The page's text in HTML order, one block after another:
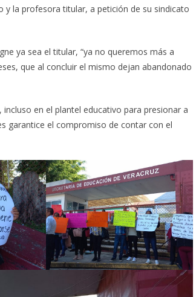
la profesora titular, a petición de su sindicato
ya sea el titular, “ya no queremos más a
que al concluir el mismo dejan abandonado
en el plantel educativo para presionar a
garantice el compromiso de contar con el